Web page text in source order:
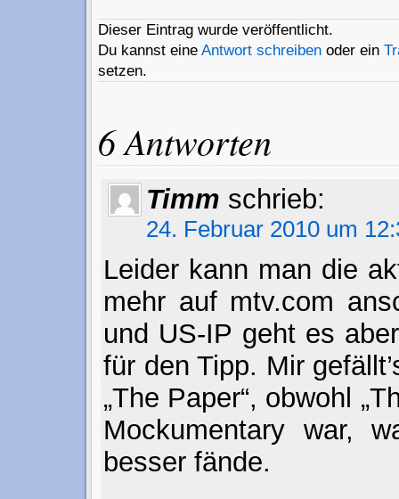
Dieser Eintrag wurde veröffentlicht.
Du kannst eine Antwort schreibenoder ein
setzen.
6 Antworten
Timm schrieb:
24. Februar 2010 um
Leider kann man die
mehr auf mtv.com
und US-IP geht es
für den Tipp. Mir
„The Paper“, obwohl
Mockumentary war,
besser fände.